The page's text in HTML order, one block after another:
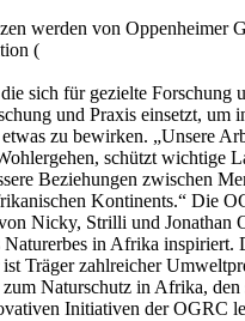
werden von Oppenheimer
(
sich für gezielte Forschung
und Praxis einsetzt, um
zu bewirken. „Unsere
schützt wichtige
Beziehungen zwischen
Kontinents.“ Die
Nicky, Strilli und Jonathan
Naturerbes in Afrika inspiriert.
Träger zahlreicher
zum Naturschutz in Afrika,
Initiativen der OGRC